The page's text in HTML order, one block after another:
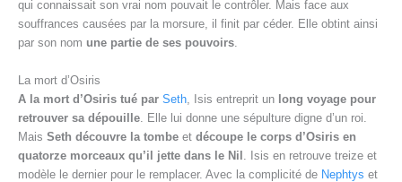
qui connaissait son vrai nom pouvait le contrôler. Mais face aux
souffrances causées par la morsure, il finit par céder. Elle obtint ainsi
par son nom une partie de ses pouvoirs.
La mort d’Osiris
A la mort d’Osiris tué par Seth , Isis entreprit un long voyage pour
retrouver sa dépouille . Elle lui donne une sépulture digne d’un roi.
Mais Seth découvre la tombe et découpe le corps d’Osiris en
quatorze morceaux qu’il jette dans le Nil . Isis en retrouve treize et
modèle le dernier pour le remplacer. Avec la complicité de Nephtys et